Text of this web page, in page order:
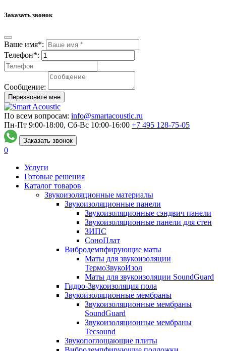
Заказать звонок
Ваше имя*:
Телефон*:
Сообщение:
Перезвоните мне
По всем вопросам: info@smartacoustic.ru
Пн-Пт 9:00-18:00, Сб-Вс 10:00-16:00 +7 495 128-75-05
Заказать звонок
0
Услуги
Готовые решения
Каталог товаров
Звукоизоляционные материалы
Звукоизоляционные панели
Звукоизоляционные сэндвич панели
Звукоизоляционные панели для стен
ЗИПС
СоноПлат
Вибродемпфирующие маты
Маты для звукоизоляции
ТермоЗвукоИзол
Маты для звукоизоляции SoundGuard
Гидро-Звукоизоляция пола
Звукоизоляционные мембраны
Звукоизоляционные мембраны
SoundGuard
Звукоизоляционные мембраны
Tecsound
Звукопоглощающие плиты